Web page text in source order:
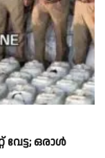
ഒരാൾ